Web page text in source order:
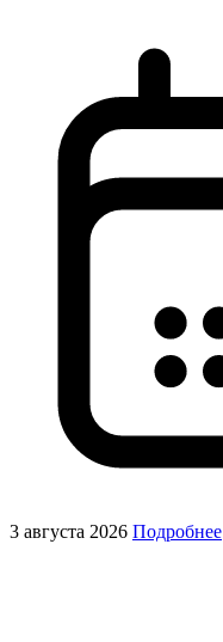
3 августа 2026 Подробнее